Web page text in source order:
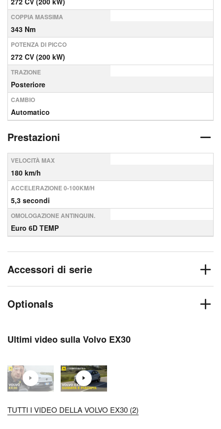
COPPIA MASSIMA
343 Nm
POTENZA DI PICCO
272 CV (200 kW)
TRAZIONE
Posteriore
CAMBIO
Automatico
Prestazioni
VELOCITÀ MAX
180 km/h
ACCELERAZIONE 0-100KM/H
5,3 secondi
OMOLOGAZIONE ANTINQUIN.
Euro 6D TEMP
Accessori di serie
Optionals
Ultimi video sulla Volvo EX30
TUTTI I VIDEO DELLA VOLVO EX30 (2)